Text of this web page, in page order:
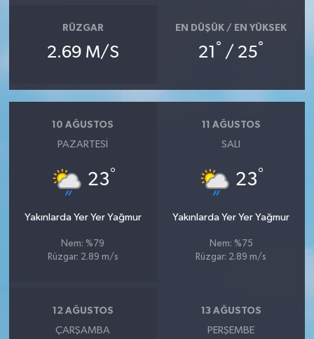
RÜZGAR
2.69 M/S
EN DÜŞÜK / EN YÜKSEK
21 ° / 25°
10 AĞUSTOS
PAZARTESI
23°
Yakınlarda Yer Yer Yağmur
Nem: %79
Rüzgar: 2.89 m/s
11 AĞUSTOS
SALI
23°
Yakınlarda Yer Yer Yağmur
Nem: %75
Rüzgar: 2.89 m/s
12 AĞUSTOS
ÇARŞAMBA
13 AĞUSTOS
PERŞEMBE